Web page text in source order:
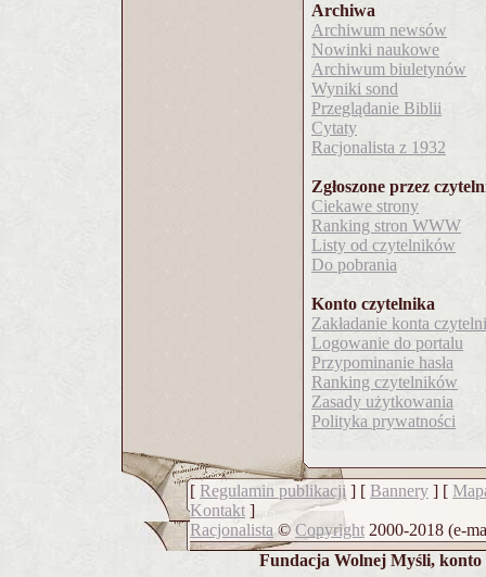
Archiwa
Archiwum newsów
Nowinki naukowe
Archiwum biuletynów
Wyniki sond
Przeglądanie Biblii
Cytaty
Racjonalista z 1932
Zgłoszone przez
Ciekawe strony
Ranking stron WWW
Listy od czytelników
Do pobrania
Konto czytelnika
Zakładanie konta
Logowanie do portalu
Przypominanie hasła
Ranking czytelników
Zasady użytkowania
Polityka prywatności
[ Regulamin publikacji ] [ Bannery ] [
Kontakt ]
Racjonalista © Copyright 2000-2018 (e-
Fundacja Wolnej Myśli, konto